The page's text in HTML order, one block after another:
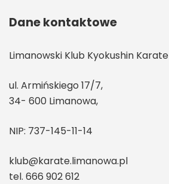
Dane kontaktowe
Limanowski Klub Kyokushin Karate
ul. Armińskiego 17/7,
34- 600 Limanowa,
NIP: 737-145-11-14
klub@karate.limanowa.pl
tel. 666 902 612